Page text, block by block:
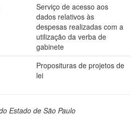
Serviço de acesso aos
dados relativos às
despesas realizadas com a
utilização da verba de
gabinete
Proposituras de projetos de
lei
Estado de São Paulo